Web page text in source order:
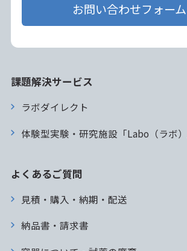
お問い合わせフォー
課題解決サービス
ラボダイレクト
体験型実験・研究施設「Labo（ラボ）
よくあるご質問
見積・購入・納期・配送
納品書・請求書